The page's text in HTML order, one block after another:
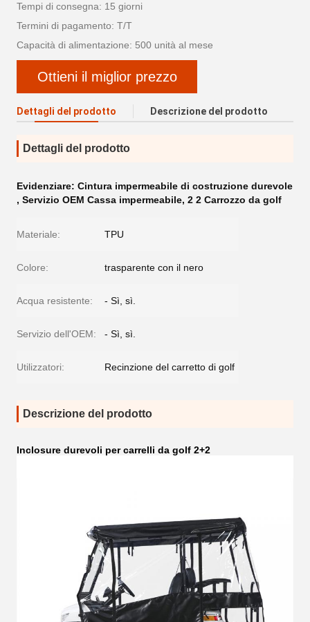
Tempi di consegna: 15 giorni
Termini di pagamento: T/T
Capacità di alimentazione: 500 unità al mese
Ottieni il miglior prezzo
Dettagli del prodotto Descrizione del prodotto
Dettagli del prodotto
Evidenziare: Cintura impermeabile di costruzione durevole
, Servizio OEM Cassa impermeabile, 2 2 Carrozzo da golf
Materiale: TPU
Colore: trasparente con il nero
Acqua resistente: - Sì, sì.
Servizio dell'OEM: - Sì, sì.
Utilizzatori: Recinzione del carretto di golf
Descrizione del prodotto
Inclosure durevoli per carrelli da golf 2+2